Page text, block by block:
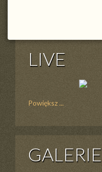
LIVE
Powiększ ...
GALERIE